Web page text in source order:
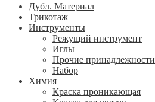
Дубл. Материал
Трикотаж
Инструменты
Режущий инструмент
Иглы
Прочие принадлежности
Набор
Химия
Краска проникающая